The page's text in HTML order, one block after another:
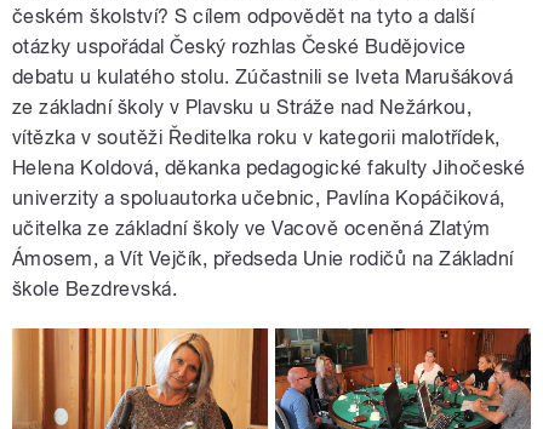
českém školství? S cílem odpovědět na tyto a další
otázky uspořádal Český rozhlas České Budějovice
debatu u kulatého stolu. Zúčastnili se Iveta Marušáková
ze základní školy v Plavsku u Stráže nad Nežárkou,
vítězka v soutěži Ředitelka roku v kategorii malotřídek,
Helena Koldová, děkanka pedagogické fakulty Jihočeské
univerzity a spoluautorka učebnic, Pavlína Kopáčiková,
učitelka ze základní školy ve Vacově oceněná Zlatým
Ámosem, a Vít Vejčík, předseda Unie rodičů na Základní
škole Bezdrevská.